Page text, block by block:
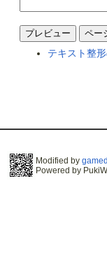
テキスト整
Modified by
Powered by